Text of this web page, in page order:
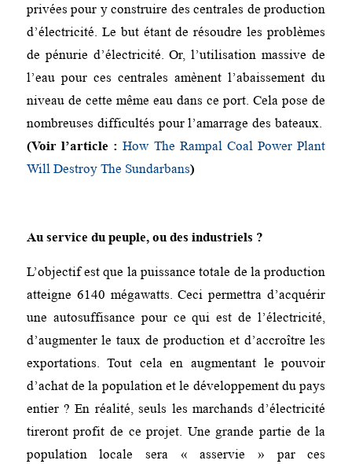
privées pour y construire des centrales de production
d’électricité. Le but étant de résoudre les problèmes
de pénurie d’électricité. Or, l’utilisation massive de
l’eau pour ces centrales amènent l’abaissement du
niveau de cette même eau dans ce port. Cela pose de
nombreuses difficultés pour l’amarrage des bateaux.
(Voir l’article :How The Rampal Coal Power Plant
Will Destroy The Sundarbans)
Au service du peuple, ou des industriels ?
L’objectif est que la puissance totale de la production
atteigne 6140 mégawatts. Ceci permettra d’acquérir
une autosuffisance pour ce qui est de l’électricité,
d’augmenter le taux de production et d’accroître les
exportations. Tout cela en augmentant le pouvoir
d’achat de la population et le développement du pays
entier ? En réalité, seuls les marchands d’électricité
tireront profit de ce projet. Une grande partie de la
population locale sera « asservie » par ces